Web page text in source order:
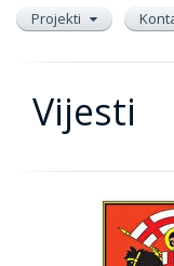
Projekti
Vijesti